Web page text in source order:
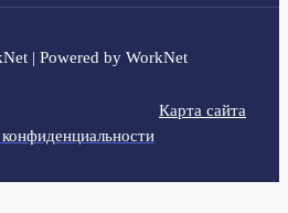
| Powered by WorkNet
Карта сайта